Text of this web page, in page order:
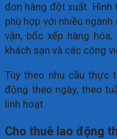
đơn hàng đột xuất.
phù hợp với nhiều
vận, bốc xếp hàng
khách sạn và các công
Tùy theo nhu cầu thực
động theo ngày, theo
linh hoạt.
Cho thuê lao động